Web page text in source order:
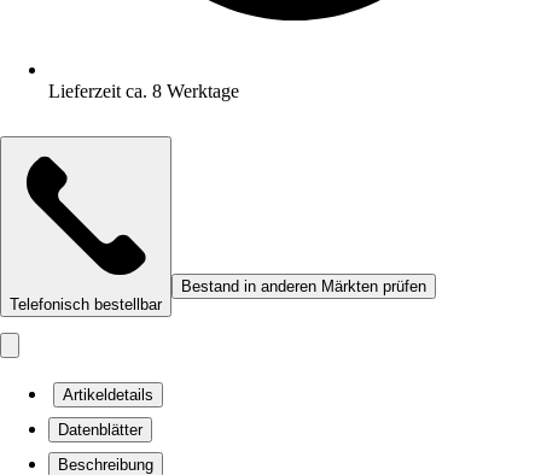
Lieferzeit ca. 8 Werktage
Telefonisch bestellbar
Bestand in anderen Märkten prüfen
Artikeldetails
Datenblätter
Beschreibung